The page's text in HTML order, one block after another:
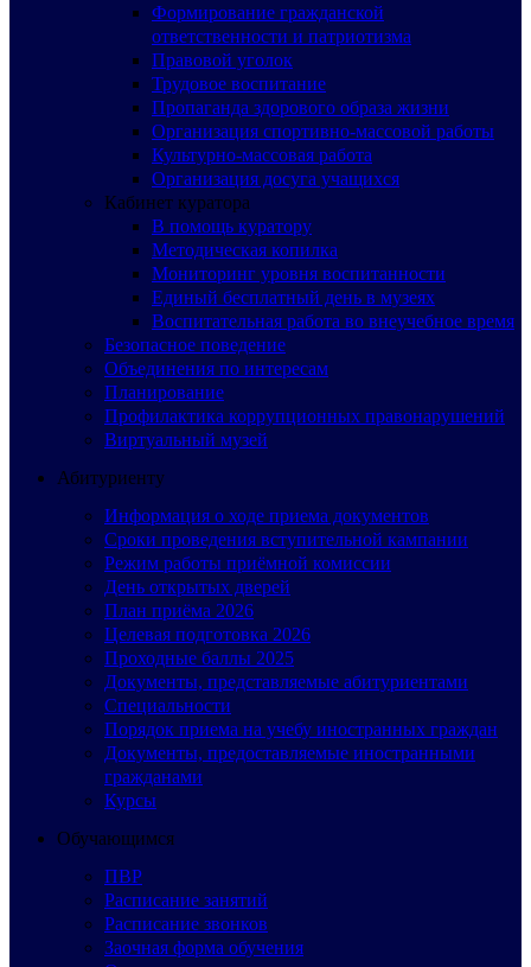
Формирование гражданской
ответственности и патриотизма
Правовой уголок
Трудовое воспитание
Пропаганда здорового образа жизни
Организация спортивно-массовой работы
Культурно-массовая работа
Организация досуга учащихся
Кабинет куратора
В помощь куратору
Методическая копилка
Мониторинг уровня воспитанности
Единый бесплатный день в музеях
Воспитательная работа во внеучебное время
Безопасное поведение
Объединения по интересам
Планирование
Профилактика коррупционных правонарушений
Виртуальный музей
Абитуриенту
Информация о ходе приема документов
Сроки проведения вступительной кампании
Режим работы приёмной комиссии
День открытых дверей
План приёма 2026
Целевая подготовка 2026
Проходные баллы 2025
Документы, представляемые абитуриентами
Специальности
Порядок приема на учебу иностранных граждан
Документы, предоставляемые иностранными
гражданами
Курсы
Обучающимся
ПВР
Расписание занятий
Расписание звонков
Заочная форма обучения